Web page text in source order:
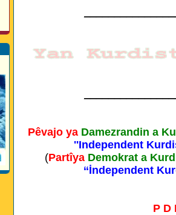
Pêvajo ya Damezrandin a
''Independent
(Partîya Demokrat a
‘‘İndependent
P D